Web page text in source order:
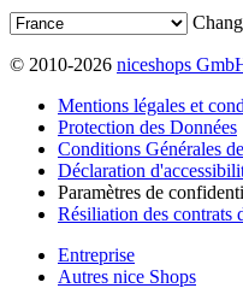
© 2010-2026 niceshops
Mentions légales et
Protection des Données
Conditions Générales
Déclaration
Paramètres de
Résiliation des contrats
Entreprise
Autres nice Shops